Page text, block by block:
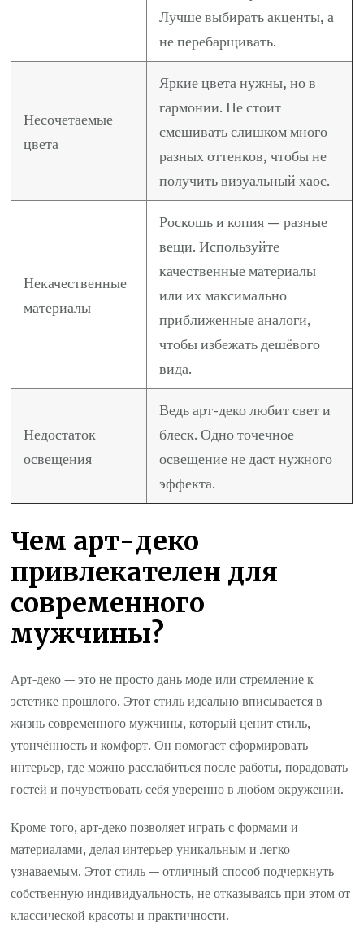
Лучше выбирать акценты, а
не перебарщивать.
Несочетаемые
цвета
Яркие цвета нужны, но в
гармонии. Не стоит
смешивать слишком много
разных оттенков, чтобы не
получить визуальный хаос.
Некачественные
материалы
Роскошь и копия — разные
вещи. Используйте
качественные материалы
или их максимально
приближенные аналоги,
чтобы избежать дешёвого
вида.
Недостаток
освещения
Ведь арт-деко любит свет и
блеск. Одно точечное
освещение не даст нужного
эффекта.
Чем арт-деко
привлекателен для
современного
мужчины?
Арт-деко — это не просто дань моде или стремление к
эстетике прошлого. Этот стиль идеально вписывается в
жизнь современного мужчины, который ценит стиль,
утончённость и комфорт. Он помогает сформировать
интерьер, где можно расслабиться после работы, порадовать
гостей и почувствовать себя уверенно в любом окружении.
Кроме того, арт-деко позволяет играть с формами и
материалами, делая интерьер уникальным и легко
узнаваемым. Этот стиль — отличный способ подчеркнуть
собственную индивидуальность, не отказываясь при этом от
классической красоты и практичности.